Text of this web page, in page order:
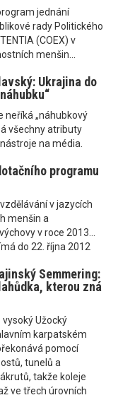
jednání
rady Politického
(COEX) v
menšin...
Ukrajina do
neříká „náhubkový
všechny atributy
na média.
programu
v jazycích
menšin a
v roce 2013...
do 22. října 2012
Semmering:
kterou zná
Užocký
karpatském
pomocí
tunelů a
takže koleje
ve třech úrovních